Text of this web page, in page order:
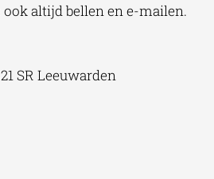
altijd bellen en e-mailen.
SR Leeuwarden